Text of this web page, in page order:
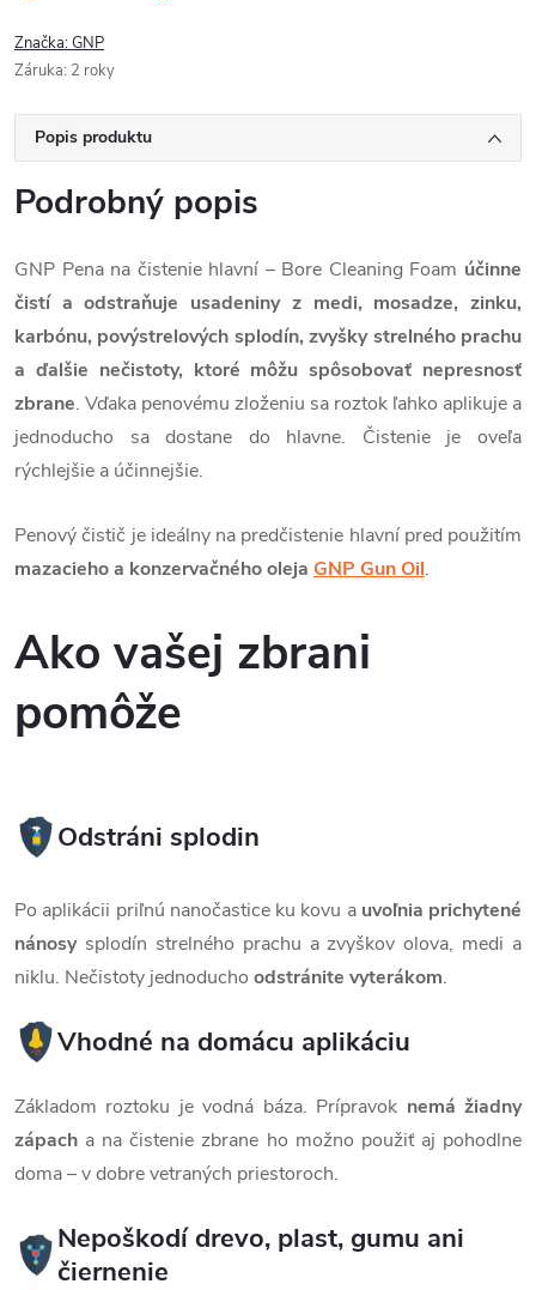
Značka:GNP
Záruka: 2 roky
Popis produktu
Podrobný popis
GNP Pena na čistenie hlavní – Bore Cleaning Foam účinne
čistí a odstraňuje usadeniny z medi, mosadze, zinku,
karbónu, povýstrelových splodín, zvyšky strelného prachu
a ďalšie nečistoty, ktoré môžu spôsobovať nepresnosť
zbrane. Vďaka penovému zloženiu sa roztok ľahko aplikuje a
jednoducho sa dostane do hlavne. Čistenie je oveľa
rýchlejšie a účinnejšie.
Penový čistič je ideálny na predčistenie hlavní pred použitím
mazacieho a konzervačného oleja GNP Gun Oil.
Ako vašej zbrani
pomôže
Odstráni splodin
Po aplikácii priľnú nanočastice ku kovu a uvoľnia prichytené
nánosy splodín strelného prachu a zvyškov olova, medi a
niklu. Nečistoty jednoducho odstránite vyterákom.
Vhodné na domácu aplikáciu
Základom roztoku je vodná báza. Prípravok nemá žiadny
zápach a na čistenie zbrane ho možno použiť aj pohodlne
doma – v dobre vetraných priestoroch.
Nepoškodí drevo, plast, gumu ani
čiernenie